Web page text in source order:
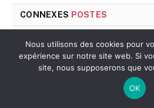
CONNEXES POSTES
Nous utilisons des cookies pour
expérience sur notre site web. Si
site, nous supposerons que
OK